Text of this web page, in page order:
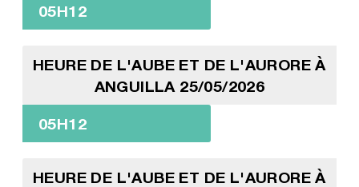
05H12
HEURE DE L'AUBE ET DE L'AURORE À
ANGUILLA 25/05/2026
05H12
HEURE DE L'AUBE ET DE L'AURORE À